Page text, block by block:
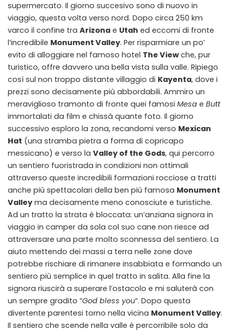
supermercato. Il giorno succesivo sono di nuovo in
viaggio, questa volta verso nord. Dopo circa 250 km
varco il confine tra Arizona e Utah ed eccomi di fronte
l’incredibile Monument Valley. Per risparmiare un po’
evito di alloggiare nel famoso hotel The Viewche, pur
turistico, offre davvero una bella vista sulla valle. Ripiego
così sul non troppo distante villaggio di Kayenta, dove i
prezzi sono decisamente più abbordabili. Ammiro un
meraviglioso tramonto di fronte quei famosi Mesa e Butt
immortalati da film e chissà quante foto. Il giorno
successivo esploro la zona, recandomi verso Mexican
Hat (una stramba pietra a forma di copricapo
messicano) e verso la Valley of the Gods, qui percorro
un sentiero fuoristrada in condizioni non ottimali
attraverso queste incredibili formazioni rocciose a tratti
anche più spettacolari della ben più famosa Monument
Valley ma decisamente meno conosciute e turistiche.
Ad un tratto la strata è bloccata: un’anziana signora in
viaggio in camper da sola col suo cane non riesce ad
attraversare una parte molto sconnessa del sentiero. La
aiuto mettendo dei massi a terra nelle zone dove
potrebbe rischiare di rimanere insabbiata e formando un
sentiero più semplice in quel tratto in salita. Alla fine la
signora riuscirà a superare l’ostacolo e mi saluterà con
un sempre gradito “God bless you“. Dopo questa
divertente parentesi torno nella vicina Monument Valley.
Il sentiero che scende nella valle è percorribile solo da